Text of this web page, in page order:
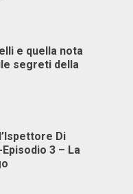
e quella nota
segreti della
Di
3 – La